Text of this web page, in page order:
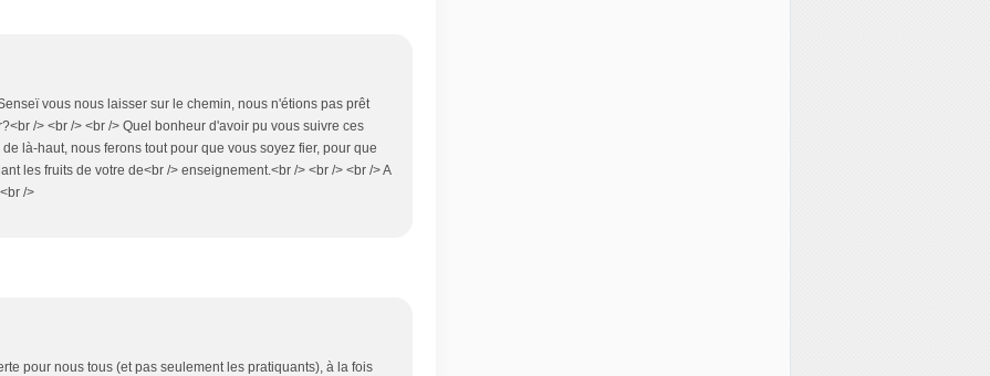
vous nous laisser sur le chemin, nous n'étions pas prêt
/> <br /> <br /> Quel bonheur d'avoir pu vous suivre ces
là-haut, nous ferons tout pour que vous soyez fier, pour que
les fruits de votre de<br /> enseignement.<br /> <br /> <br /> A
/>
pour nous tous (et pas seulement les pratiquants), à la fois